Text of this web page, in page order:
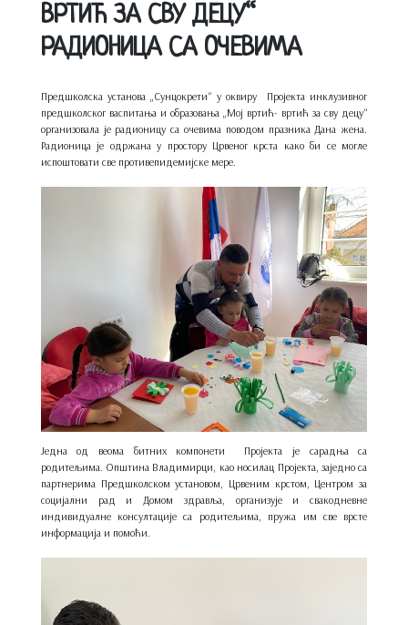
ВРТИЋ ЗА СВУ ДЕЦУ“
РАДИОНИЦА СА ОЧЕВИМА
Предшколска установа „Сунцокрети“ у оквиру Пројекта инклузивног
предшколског васпитања и образовања „Мој вртић- вртић за сву децу“
организовала је радионицу са очевима поводом празника Дана жена.
Радионица је одржана у простору Црвеног крста како би се могле
испоштовати све противепидемијске мере.
Једна од веома битних компонети Пројекта је сарадња са
родитељима. Општина Владимирци, као носилац Пројекта, заједно са
партнерима Предшколском установом, Црвеним крстом, Центром за
социјални рад и Домом здравља, организује и свакодневне
индивидуалне консултације са родитељима, пружа им све врсте
информација и помоћи.